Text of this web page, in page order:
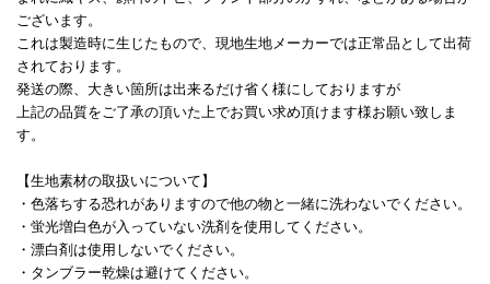
ございます。
これは製造時に生じたもので、現地生地メーカーでは正常品として出荷
されております。
発送の際、大きい箇所は出来るだけ省く様にしておりますが
上記の品質をご了承の頂いた上でお買い求め頂けます様お願い致しま
す。
【生地素材の取扱いについて】
・色落ちする恐れがありますので他の物と一緒に洗わないでください。
・蛍光増白色が入っていない洗剤を使用してください。
・漂白剤は使用しないでください。
・タンブラー乾燥は避けてください。